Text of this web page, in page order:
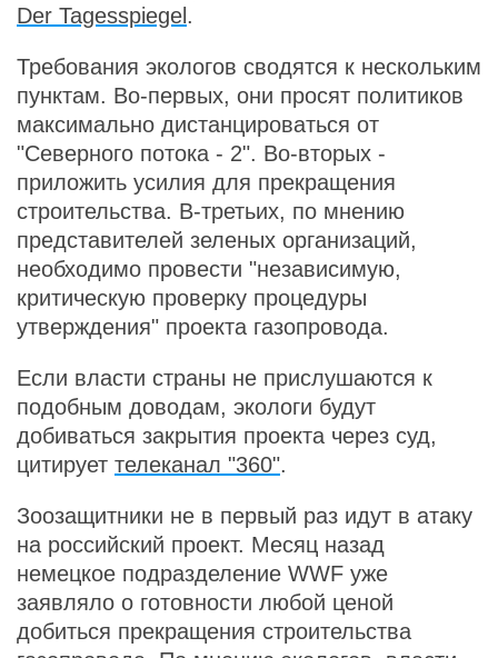
Der Tagesspiegel .
Требования экологов сводятся к нескольким
пунктам. Во-первых, они просят политиков
максимально дистанцироваться от
"Северного потока - 2". Во-вторых -
приложить усилия для прекращения
строительства. В-третьих, по мнению
представителей зеленых организаций,
необходимо провести "независимую,
критическую проверку процедуры
утверждения" проекта газопровода.
Если власти страны не прислушаются к
подобным доводам, экологи будут
добиваться закрытия проекта через суд,
цитирует телеканал "360".
Зоозащитники не в первый раз идут в атаку
на российский проект. Месяц назад
немецкое подразделение WWF уже
заявляло о готовности любой ценой
добиться прекращения строительства